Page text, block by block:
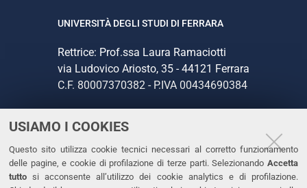
USIAMO I COOKIES
Questo sito utilizza cookie tecnici necessari al corretto funzionamento
delle pagine, e cookie di profilazione di terze parti. Selezionando Accetta
tutto si acconsente all’utilizzo dei cookie analytics e di profilazione.
UNIVERSITÀ DEGLI STUDI DI FERRARA
Rettrice: Prof.ssa Laura Ramaciotti
via Ludovico Ariosto, 35 - 44121 Ferrara
C.F. 80007370382 - P.IVA 00434690384
CONTATTI
Tel. +39 0532 293111
Fax. +39 0532 293031